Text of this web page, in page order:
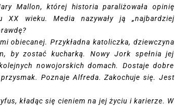
Mallon, której historia paraliżowała opinię
XX wieku. Media nazywały ją „najbardziej
obiecanej. Przykładna katoliczka, dziewczyna
by zostać kucharką. Nowy Jork spełnia jej
nowojorskich domach. Dostaje dobre
Poznaje Alfreda. Zakochuje się. Jest
kładąc się cieniem na jej życiu i karierze. W